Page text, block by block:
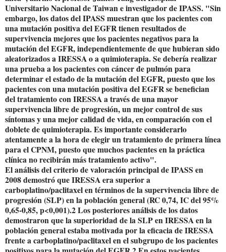
Universitario Nacional de Taiwan e investigador de IPASS. "Sin
embargo, los datos del IPASS muestran que los pacientes con
una mutación positiva del EGFR tienen resultados de
supervivencia mejores que los pacientes negativos para la
mutación del EGFR, independientemente de que hubieran sido
aleatorizados a IRESSA o a quimioterapia. Se debería realizar
una prueba a los pacientes con cáncer de pulmón para
determinar el estado de la mutación del EGFR, puesto que los
pacientes con una mutación positiva del EGFR se benefician
del tratamiento con IRESSA a través de una mayor
supervivencia libre de progresión, un mejor control de sus
síntomas y una mejor calidad de vida, en comparación con el
doblete de quimioterapia. Es importante considerarlo
atentamente a la hora de elegir un tratamiento de primera línea
para el CPNM, puesto que muchos pacientes en la práctica
clínica no recibirán más tratamiento activo".
El análisis del criterio de valoración principal de IPASS en
2008 demostró que IRESSA era superior a
carboplatino/paclitaxel en términos de la supervivencia libre de
progresión (SLP) en la población general (RC 0,74, IC del 95%
0,65-0,85, p<0,001).2 Los posteriores análisis de los datos
demostraron que la superioridad de la SLP en IRESSA en la
población general estaba motivada por la eficacia de IRESSA
frente a carboplatino/paclitaxel en el subgrupo de los pacientes